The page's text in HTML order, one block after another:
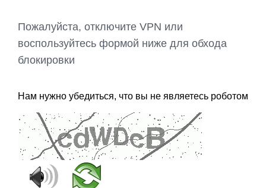
Пожалуйста, отключите VPN или
воспользуйтесь формой ниже для обхода
блокировки
Нам нужно убедиться, что вы не являетесь роботом